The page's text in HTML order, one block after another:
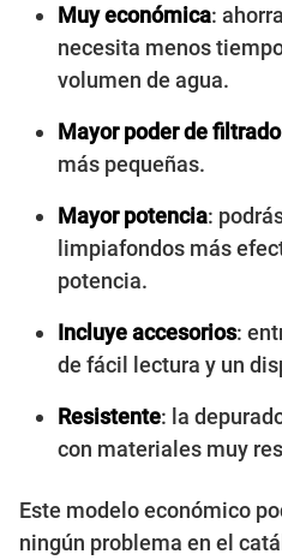
Muy económica:
necesita menos
volumen de agua.
Mayor poder de filtrado
más pequeñas.
Mayor potencia:
limpiafondos más
potencia.
Incluye accesorios:
de fácil lectura y un
Resistente: la
con materiales muy
Este modelo económico
ningún problema en el